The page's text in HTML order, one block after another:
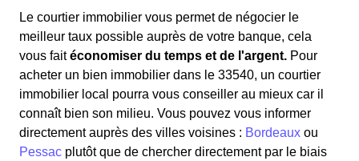
Le courtier immobilier vous permet de négocier le
meilleur taux possible auprès de votre banque, cela
vous faitéconomiser du temps et de l'argent. Pour
acheter un bien immobilier dans le 33540, un courtier
immobilier local pourra vous conseiller au mieux car il
connaît bien son milieu. Vous pouvez vous informer
directement auprès des villes voisines : Bordeaux ou
Pessac plutôt que de chercher directement par le biais